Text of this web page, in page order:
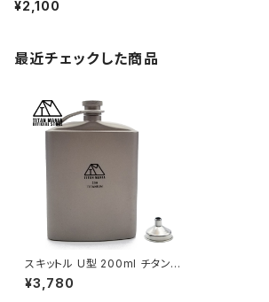
¥2,100
最近チェックした商品
スキットル U型 200ml チタン製
軽量 頑丈 携帯用 ウイスキー ボ
トル ヒップフラスコ 水筒 ソロキ
¥3,780